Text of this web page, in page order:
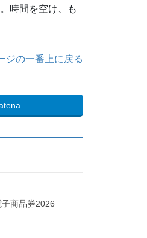
時間を空け、も
ジの一番上に戻る
商品券2026